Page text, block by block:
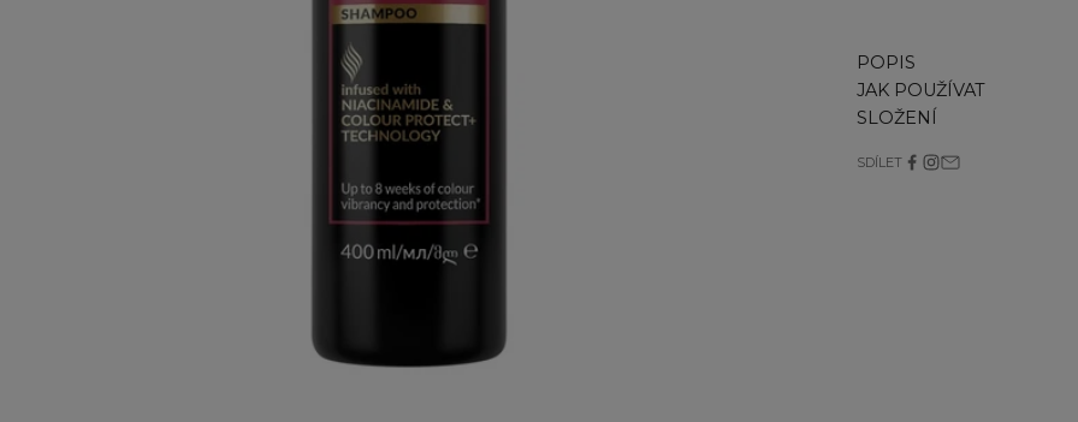
POPIS
JAK POUŽÍVAT
SLOŽENÍ
SDÍLET